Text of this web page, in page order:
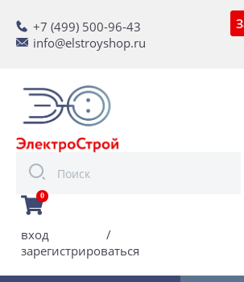
+7 (499) 500-96-43
info@elstroyshop.ru
0
вход
/
зарегистрироваться